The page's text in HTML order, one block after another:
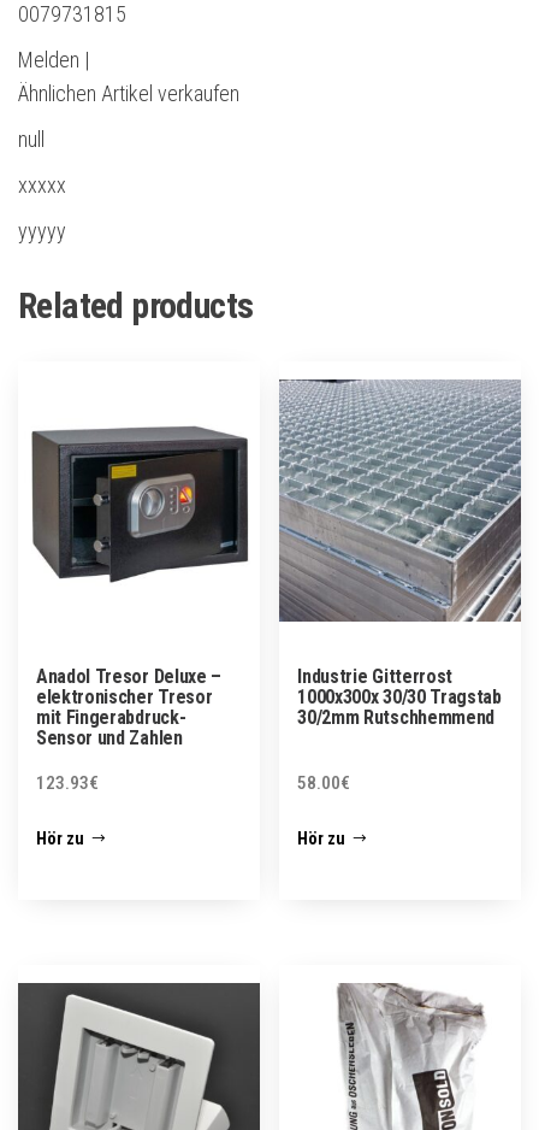
0079731815
Melden |
Ähnlichen Artikel verkaufen
null
xxxxx
yyyyy
Related products
Anadol Tresor Deluxe –
elektronischer Tresor
mit Fingerabdruck-
Sensor und Zahlen
123.93€
Hör zu
Industrie Gitterrost
1000x300x 30/30 Tragstab
30/2mm Rutschhemmend
58.00€
Hör zu